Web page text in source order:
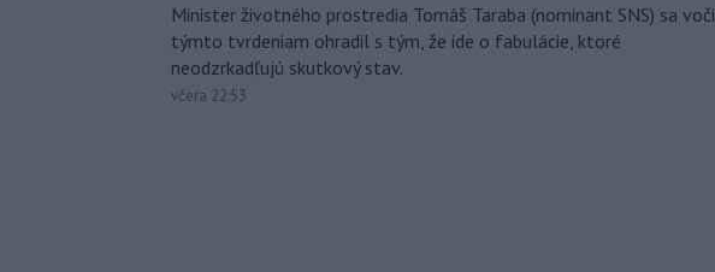
Minister životného prostredia Tomáš Taraba (nominant SNS) sa voči
týmto tvrdeniam ohradil s tým, že ide o fabulácie, ktoré
neodzrkadľujú skutkový stav.
včera 22:53